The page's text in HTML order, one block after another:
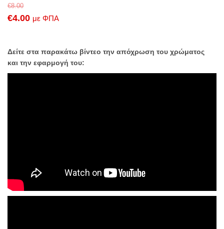
€8.00
Original
€8.00.
€4.00Η
είναι:
€4.00.
με ΦΠΑ
Δείτε στα παρακάτω βίντεο την απόχρωση του χρώματος
και την εφαρμογή του: